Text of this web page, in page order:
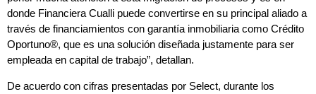
donde Financiera Cualli puede convertirse en su principal aliado a
través de financiamientos con garantía inmobiliaria como Crédito
Oportuno®, que es una solución diseñada justamente para ser
empleada en capital de trabajo”, detallan.
De acuerdo con cifras presentadas por Select, durante los